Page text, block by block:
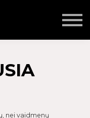
nei vaidmenų